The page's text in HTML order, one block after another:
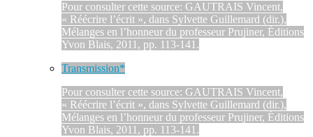
Pour consulter cette source: GAUTRAIS Vincent,
« Réécrire l’écrit », dans Sylvette Guillemard (dir.),
Mélanges en l’honneur du professeur Prujiner, Éditions
Yvon Blais, 2011, pp. 113-141.
Transmission*
Pour consulter cette source: GAUTRAIS Vincent,
« Réécrire l’écrit », dans Sylvette Guillemard (dir.),
Mélanges en l’honneur du professeur Prujiner, Éditions
Yvon Blais, 2011, pp. 113-141.